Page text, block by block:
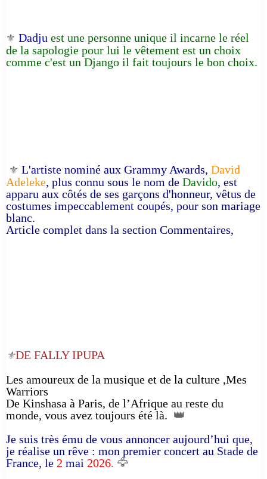
⚜️ Dadju est une personne unique il incarne le réel
de la sapologie pour lui le vêtement est un choix
comme c'est un Django il fait toujours le bon choix.
⚜️ L'artiste nominé aux Grammy Awards, David
Adeleke, plus connu sous le nom de Davido, est
apparu aux côtés de ses garçons d'honneur, vêtus de
costumes impeccablement coupés, pour son mariage
blanc.
Article complet dans la section Commentaires,
⚜️DE FALLY IPUPA
Les amoureux de la musique et de la culture ,Mes
Warriors
De Kinshasa à Paris, de l’Afrique au reste du
monde, vous avez toujours été là. 👑
Je suis très ému de vous annoncer aujourd’hui que,
je réalise un rêve : mon premier concert au Stade de
France, le 2 mai 2026. 🦅